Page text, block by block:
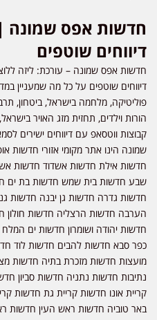
דיווחים שוטפים
חדשות אפס שמונה – עורכת: ליזה
דיווחים שוטפים על כל מה שמעניין
פוליטיקה, מלחמה בישראל, ביטחון,
הורות וילדים, תחזית מזג האויר
קבוצות ווטסאפ עם דיווחים ישירים
שמונה הינו אתר מקומי אזורי חדשות
חדשות אילת חדשות אשדוד חדשות
שבע חדשות בית שמש חדשות בת ים
חדשות גדרה חדשות גן יבנה חדשות
הערבה חדשות הרצליה חדשות חולון
חדשות יהודה ושומרון חדשות ים
כפר סבא חדשות להבים חדשות לוד
מועצות חדשות מזכרת בתיה חדשות
נתיבות חדשות נתניה חדשות סביון
קריית אונו חדשות קריית גת חדשות
באר טוביה חדשות ראש העין חדשות